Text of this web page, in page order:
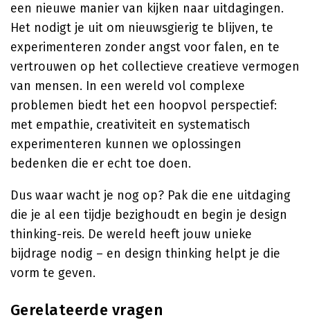
een nieuwe manier van kijken naar uitdagingen.
Het nodigt je uit om nieuwsgierig te blijven, te
experimenteren zonder angst voor falen, en te
vertrouwen op het collectieve creatieve vermogen
van mensen. In een wereld vol complexe
problemen biedt het een hoopvol perspectief:
met empathie, creativiteit en systematisch
experimenteren kunnen we oplossingen
bedenken die er echt toe doen.
Dus waar wacht je nog op? Pak die ene uitdaging
die je al een tijdje bezighoudt en begin je design
thinking-reis. De wereld heeft jouw unieke
bijdrage nodig – en design thinking helpt je die
vorm te geven.
Gerelateerde vragen